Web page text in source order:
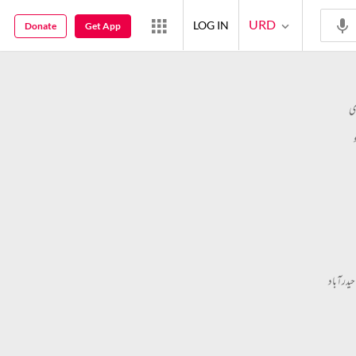
URD
LOG IN
Get App
Donate